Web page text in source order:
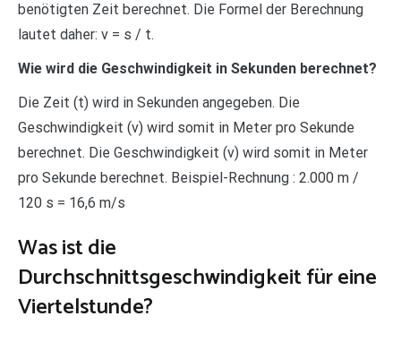
benötigten Zeit berechnet. Die Formel der Berechnung
lautet daher: v = s / t.
Wie wird die Geschwindigkeit in Sekunden berechnet?
Die Zeit (t) wird in Sekunden angegeben. Die
Geschwindigkeit (v) wird somit in Meter pro Sekunde
berechnet. Die Geschwindigkeit (v) wird somit in Meter
pro Sekunde berechnet. Beispiel-Rechnung : 2.000 m /
120 s = 16,6 m/s
Was ist die
Durchschnittsgeschwindigkeit für eine
Viertelstunde?